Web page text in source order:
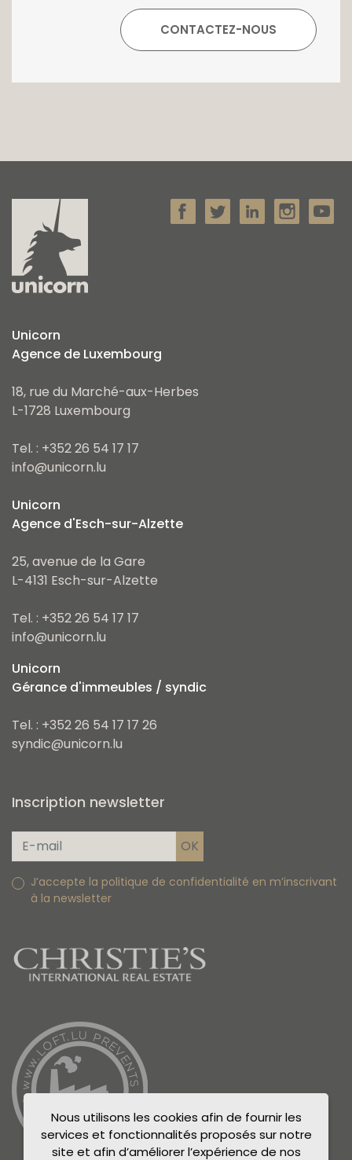
Unicorn
Agence de Luxembourg
18, rue du Marché-aux-Herbes
L-1728 Luxembourg
Tel. : +352 26 54 17 17
info@unicorn.lu
Unicorn
Agence d'Esch-sur-Alzette
25, avenue de la Gare
L-4131 Esch-sur-Alzette
Tel. : +352 26 54 17 17
info@unicorn.lu
Unicorn
Gérance d'immeubles / syndic
Tel. : +352 26 54 17 17 26
syndic@unicorn.lu
Inscription newsletter
J’accepte la politique de confidentialité en m’inscrivant
à la newsletter
Nous utilisons les cookies afin de fournir les
services et fonctionnalités proposés sur notre
site et afin d’améliorer l’expérience de nos